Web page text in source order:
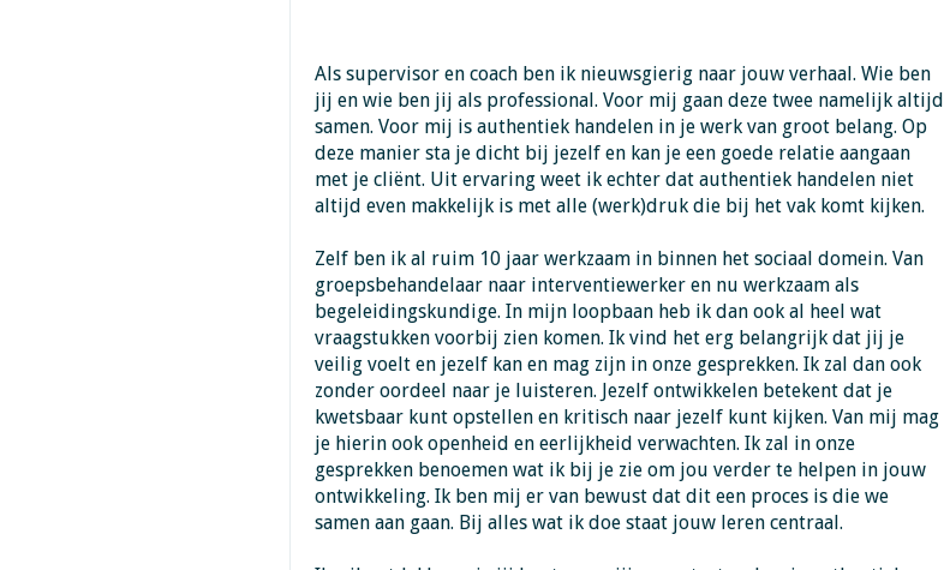
Als supervisor en coach ben ik nieuwsgierig naar jouw verhaal. Wie ben
jij en wie ben jij als professional. Voor mij gaan deze twee namelijk altijd
samen. Voor mij is authentiek handelen in je werk van groot belang. Op
deze manier sta je dicht bij jezelf en kan je een goede relatie aangaan
met je cliënt. Uit ervaring weet ik echter dat authentiek handelen niet
altijd even makkelijk is met alle (werk)druk die bij het vak komt kijken.
Zelf ben ik al ruim 10 jaar werkzaam in binnen het sociaal domein. Van
groepsbehandelaar naar interventiewerker en nu werkzaam als
begeleidingskundige. In mijn loopbaan heb ik dan ook al heel wat
vraagstukken voorbij zien komen. Ik vind het erg belangrijk dat jij je
veilig voelt en jezelf kan en mag zijn in onze gesprekken. Ik zal dan ook
zonder oordeel naar je luisteren. Jezelf ontwikkelen betekent dat je
kwetsbaar kunt opstellen en kritisch naar jezelf kunt kijken. Van mij mag
je hierin ook openheid en eerlijkheid verwachten. Ik zal in onze
gesprekken benoemen wat ik bij je zie om jou verder te helpen in jouw
ontwikkeling. Ik ben mij er van bewust dat dit een proces is die we
samen aan gaan. Bij alles wat ik doe staat jouw leren centraal.